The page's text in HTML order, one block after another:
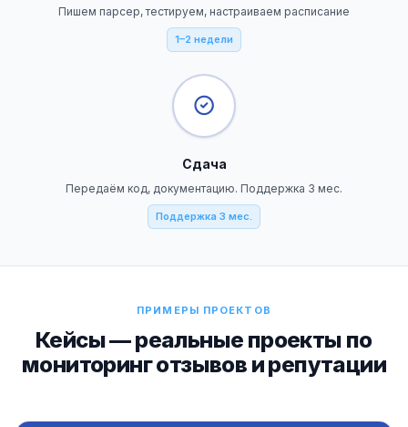
Пишем парсер, тестируем, настраиваем расписание
1–2 недели
Сдача
Передаём код, документацию. Поддержка 3 мес.
Поддержка 3 мес.
ПРИМЕРЫ ПРОЕКТОВ
Кейсы — реальные проекты по
мониторинг отзывов и репутации